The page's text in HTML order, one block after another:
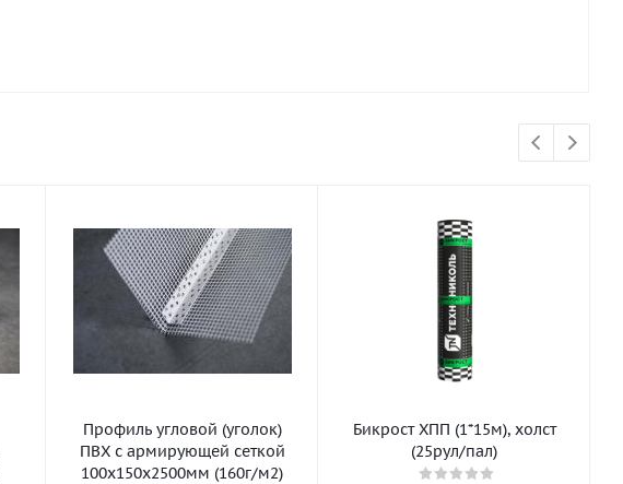
Профиль угловой (уголок)
ПВХ с армирующей сеткой
100х150х2500мм (160г/м2)
Бикрост ХПП (1*15м), холст
(25рул/пал)